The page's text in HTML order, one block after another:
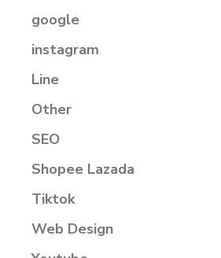
google
instagram
Line
Other
SEO
Shopee Lazada
Tiktok
Web Design